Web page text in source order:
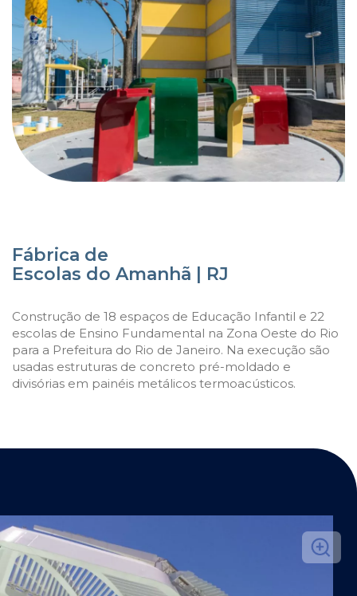
Fábrica de
Escolas do Amanhã | RJ
Construção de 18 espaços de Educação Infantil e 22
escolas de Ensino Fundamental na Zona Oeste do Rio
para a Prefeitura do Rio de Janeiro. Na execução são
usadas estruturas de concreto pré-moldado e
divisórias em painéis metálicos termoacústicos.